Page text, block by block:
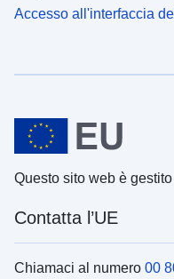
Accesso all'interfaccia
Questo sito web è
Contatta l’UE
Chiamaci al numero 00